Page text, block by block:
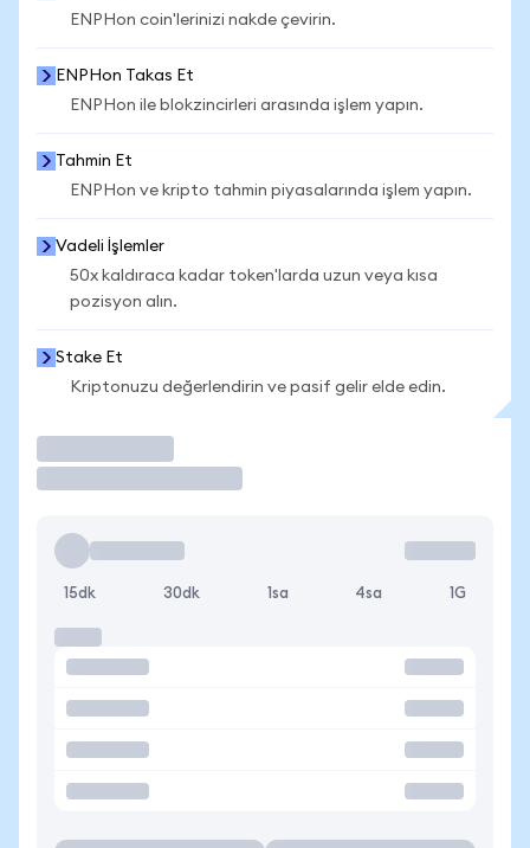
ENPHon coin'lerinizi nakde çevirin.
ENPHon Takas Et
ENPHon ile blokzincirleri arasında işlem yapın.
Tahmin Et
ENPHon ve kripto tahmin piyasalarında işlem yapın.
Vadeli İşlemler
50x kaldıraca kadar token'larda uzun veya kısa
pozisyon alın.
Stake Et
Kriptonuzu değerlendirin ve pasif gelir elde edin.
15dk 30dk 1sa 4sa 1G